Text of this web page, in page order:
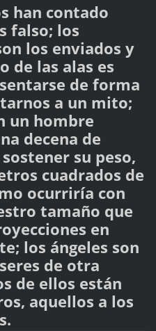
han contado
falso; los
los enviados y
de las alas es
de forma
a un mito;
un hombre
decena de
su peso,
cuadrados de
ocurriría con
tamaño que
en
los ángeles son
de otra
de ellos están
aquellos a los